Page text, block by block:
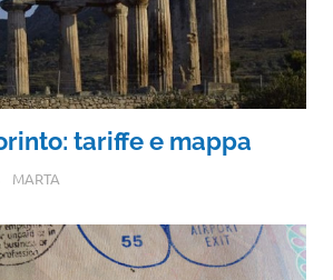
tariffe e mappa
MARTA